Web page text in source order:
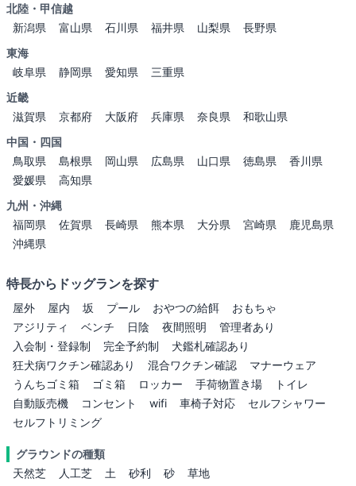
北陸・甲信越
新潟県
富山県 石川県 福井県 山梨県
長野県
東海
岐阜県
静岡県 愛知県
三重県
近畿
滋賀県
京都府 大阪府 兵庫県 奈良県
和歌山県
中国・四国
鳥取県
島根県 岡山県 広島県 山口県 徳島県
香川県
愛媛県
高知県
九州・沖縄
福岡県
佐賀県 長崎県 熊本県 大分県 宮崎県
鹿児島県
沖縄県
特長からドッグランを探す
屋外 屋内 坂 プール おやつの給餌
おもちゃ
アジリティ
ベンチ 日陰 夜間照明
管理者あり
入会制・登録制
完全予約制
犬鑑札確認あり
狂犬病ワクチン確認あり
混合ワクチン確認
マナーウェア
うんちゴミ箱
ゴミ箱 ロッカー 手荷物置き場
トイレ
自動販売機
コンセント wifi 車椅子対応
セルフシャワー
セルフトリミング
グラウンドの種類
天然芝
人工芝 土 砂利 砂 草地